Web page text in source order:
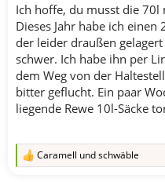
Ich hoffe, du musst die 70l
Dieses Jahr habe ich
der leider draußen
schwer. Ich habe ihn per
dem Weg von der
bitter geflucht. Ein paar
liegende Rewe 10l-Säcke
R
Caramell undschwäble